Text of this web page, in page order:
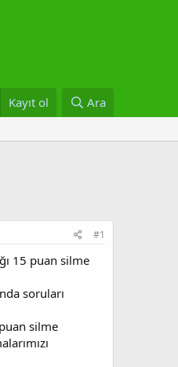
Kayıt ol Ara
#1
15 puan silme
soruları
silme